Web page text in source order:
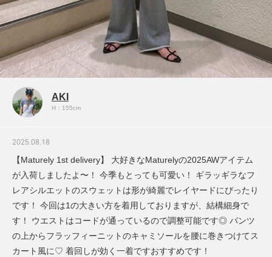
AKI
H：155cm
2025.08.18
【Maturely 1st delivery】 大好きなMaturelyの2025AWアイテム
が入荷しましたよ〜！ 今季もとっても可愛い！ ギラッギラなフ
レアシルエットのスウェットは形が綺麗でレイヤードにぴったり
です！ 今回は1の大きい方を着用しておりますが、結構細身で
す！ ウエストはコードが通っているので調整可能です◎ パンツ
の上からフラッフィーニットのキャミソールを腰に巻きつけてス
カート風に♡ 着回しが効く一着ですおすすめです！